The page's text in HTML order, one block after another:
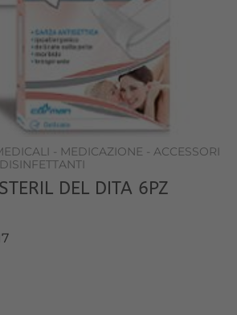
- MEDICAZIONE - ACCESSORI
DEL DITA 6PZ